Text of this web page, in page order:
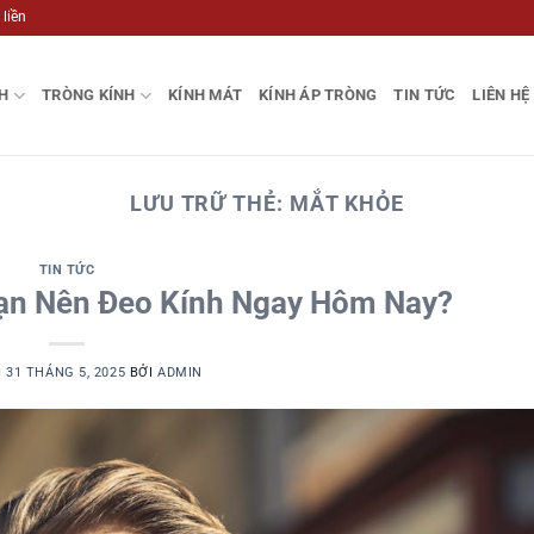
TRÒNG KÍNH KÍNH MÁT KÍNH ÁP TRÒNG TIN TỨC LIÊN HỆ
LƯU TRỮ THẺ: MẮT KHỎE
TIN TỨC
Nên Đeo Kính Ngay Hôm Nay?
31 THÁNG 5, 2025 BỞI ADMIN